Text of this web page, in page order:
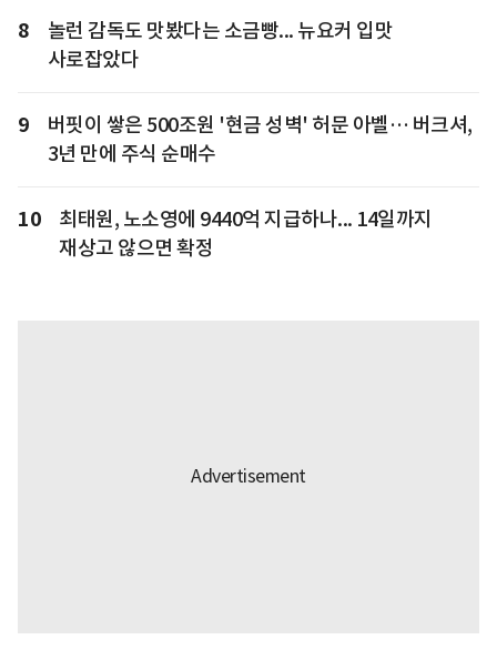
8
놀런 감독도 맛봤다는 소금빵... 뉴요커 입맛
사로잡았다
9
버핏이 쌓은 500조원 '현금 성벽' 허문 아벨… 버크셔,
3년 만에 주식 순매수
10
최태원, 노소영에 9440억 지급하나... 14일까지
재상고 않으면 확정